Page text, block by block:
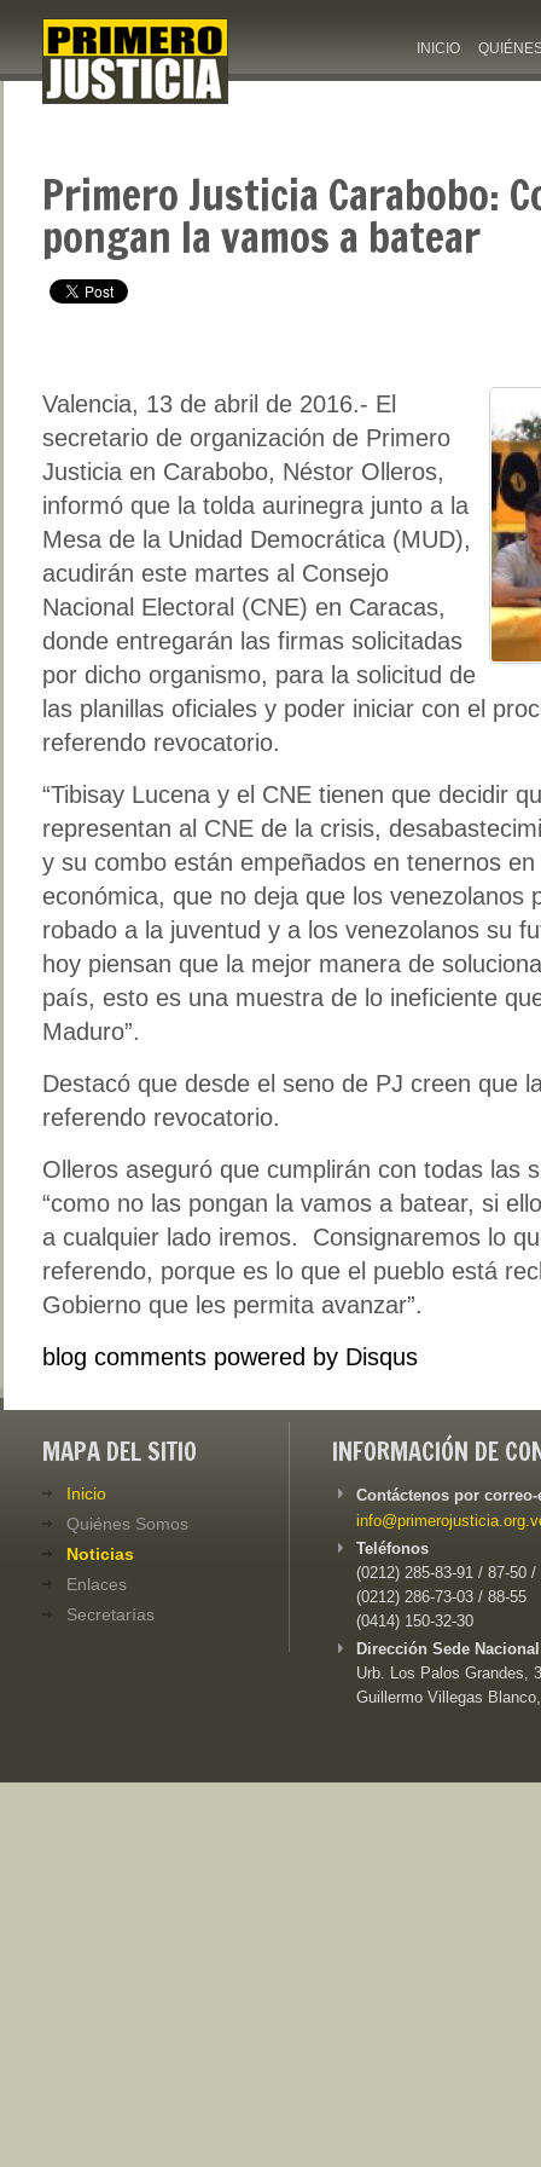
INICIO
Primero Justicia Carabobo:
pongan la vamos a batear
Valencia, 13 de abril de 2016.- El
secretario de organización de Primero
Justicia en Carabobo, Néstor Olleros,
informó que la tolda aurinegra junto a la
Mesa de la Unidad Democrática (MUD),
acudirán este martes al Consejo
Nacional Electoral (CNE) en Caracas,
donde entregarán las firmas solicitadas
por dicho organismo, para la solicitud de
las planillas oficiales y poder iniciar con el
referendo revocatorio.
“Tibisay Lucena y el CNE tienen que decidir
representan al CNE de la crisis,
y su combo están empeñados en tenernos
económica, que no deja que los venezolanos
robado a la juventud y a los venezolanos su
hoy piensan que la mejor manera de
país, esto es una muestra de lo ineficiente
Maduro”.
Destacó que desde el seno de PJ creen que
referendo revocatorio.
Olleros aseguró que cumplirán con todas las
“como no las pongan la vamos a batear, si
a cualquier lado iremos. Consignaremos lo
referendo, porque es lo que el pueblo está
Gobierno que les permita avanzar”.
blog comments powered by Disqus
MAPA DEL SITIO
Inicio
Quiénes Somos
Noticias
Enlaces
Secretarías
INFORMACIÓN DE
Contáctenos por
Teléfonos
(0212) 285-83-91 / 87-50 /
(0212) 286-73-03 / 88-55
(0414) 150-32-30
Dirección Sede
Urb. Los Palos Grandes,
Guillermo Villegas